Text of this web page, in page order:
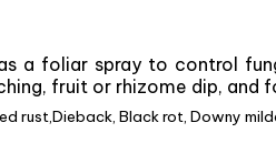
a foliar spray to control
fruit or rhizome dip, and
rust,Dieback, Black rot, Downy